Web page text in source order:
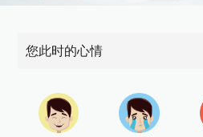
您此时的心情